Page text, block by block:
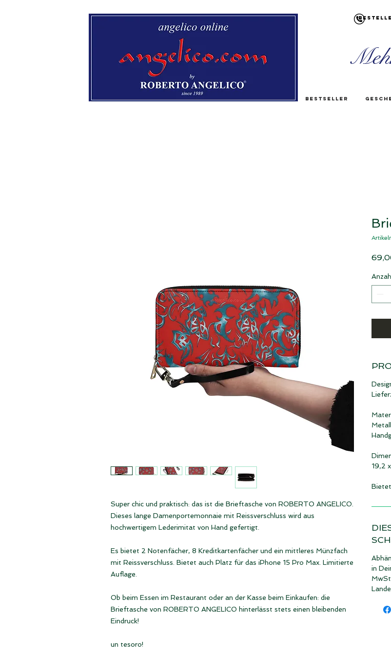
Bestseller
Super chic und praktisch: das ist die Brieftasche von ROBERTO ANGELICO.
Dieses lange Damenportemonnaie mit Reissverschluss wird aus
hochwertigem Lederimitat von Hand gefertigt.
Es bietet 2 Notenfächer, 8 Kreditkartenfächer und ein mittleres Münzfach
mit Reissverschluss. Bietet auch Platz für das iPhone 15 Pro Max. Limitierte
Auflage.
Ob beim Essen im Restaurant oder an der Kasse beim Einkaufen: die
Brieftasche von ROBERTO ANGELICO hinterlässt stets einen bleibenden
Eindruck!
un tesoro!
19,2
in